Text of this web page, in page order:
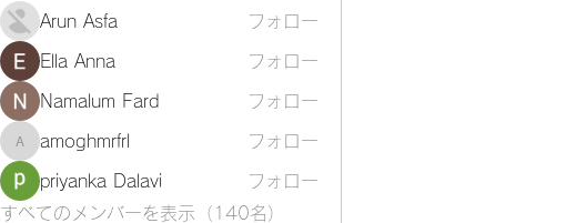
Arun Asfa
フォロー
Ella Anna フォロー
Namalum Fard フォロー
amoghmrfrl
amoghmrfrl フォロー
priyanka Dalavi
フォロー
すべてのメンバーを表示（140名）